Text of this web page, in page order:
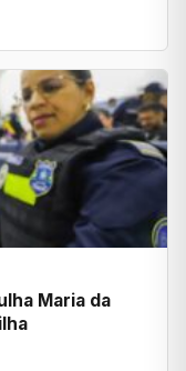
Maria da